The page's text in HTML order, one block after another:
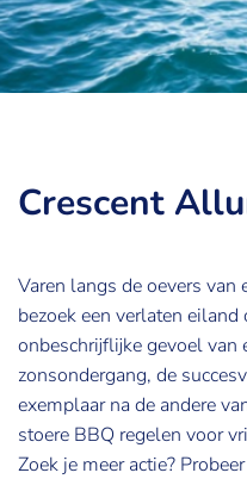
Crescent
Varen langs de oevers
bezoek een verlaten
onbeschrijflijke gevoel van
zonsondergang, de
exemplaar na de andere
stoere BBQ regelen voor
Zoek je meer actie?